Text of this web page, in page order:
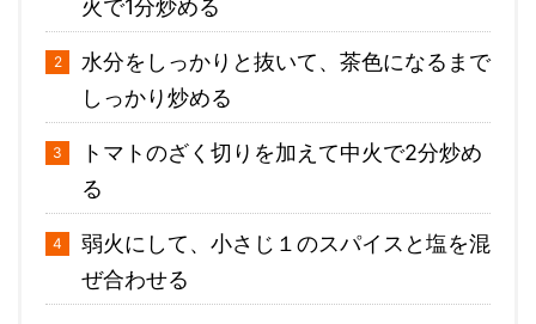
火で1分炒める
水分をしっかりと抜いて、茶色になるまで
しっかり炒める
トマトのざく切りを加えて中火で2分炒め
る
弱火にして、小さじ１のスパイスと塩を混
ぜ合わせる